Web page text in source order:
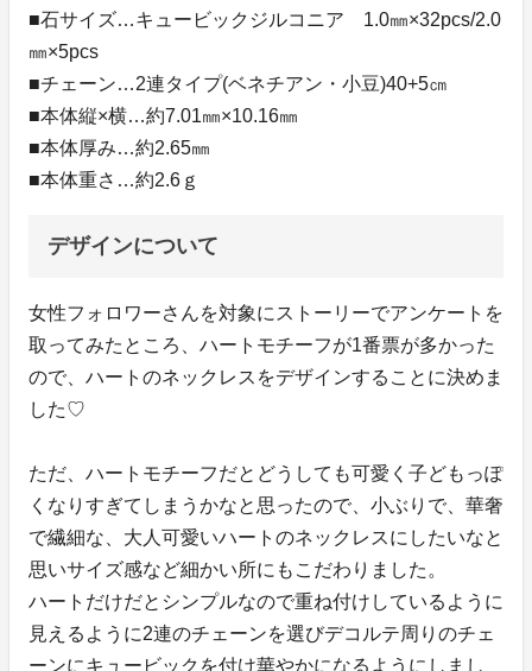
■石サイズ…キュービックジルコニア 1.0㎜×32pcs/2.0
㎜×5pcs
■チェーン…2連タイプ(ベネチアン・小豆)40+5㎝
■本体縦×横…約7.01㎜×10.16㎜
■本体厚み…約2.65㎜
■本体重さ…約2.6ｇ
デザインについて
女性フォロワーさんを対象にストーリーでアンケートを
取ってみたところ、ハートモチーフが1番票が多かった
ので、ハートのネックレスをデザインすることに決めま
した♡
ただ、ハートモチーフだとどうしても可愛く子どもっぽ
くなりすぎてしまうかなと思ったので、小ぶりで、華奢
で繊細な、大人可愛いハートのネックレスにしたいなと
思いサイズ感など細かい所にもこだわりました。
ハートだけだとシンプルなので重ね付けしているように
見えるように2連のチェーンを選びデコルテ周りのチェ
ーンにキュービックを付け華やかになるようにしまし